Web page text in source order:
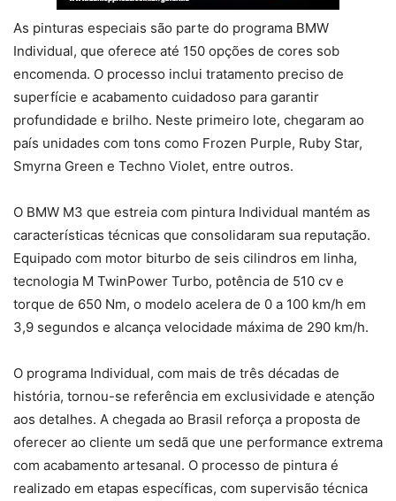
As pinturas especiais são parte do programa BMW
Individual, que oferece até 150 opções de cores sob
encomenda. O processo inclui tratamento preciso de
superfície e acabamento cuidadoso para garantir
profundidade e brilho. Neste primeiro lote, chegaram ao
país unidades com tons como Frozen Purple, Ruby Star,
Smyrna Green e Techno Violet, entre outros.
O BMW M3 que estreia com pintura Individual mantém as
características técnicas que consolidaram sua reputação.
Equipado com motor biturbo de seis cilindros em linha,
tecnologia M TwinPower Turbo, potência de 510 cv e
torque de 650 Nm, o modelo acelera de 0 a 100 km/h em
3,9 segundos e alcança velocidade máxima de 290 km/h.
O programa Individual, com mais de três décadas de
história, tornou-se referência em exclusividade e atenção
aos detalhes. A chegada ao Brasil reforça a proposta de
oferecer ao cliente um sedã que une performance extrema
com acabamento artesanal. O processo de pintura é
realizado em etapas específicas, com supervisão técnica